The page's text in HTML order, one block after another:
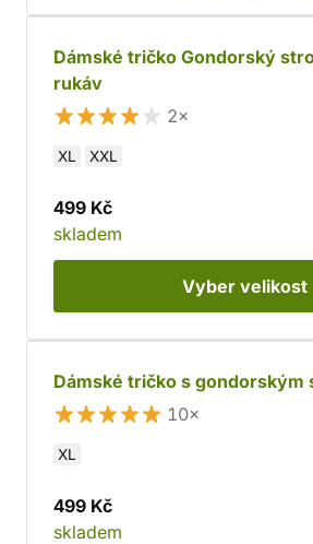
Dámské tričko Gondorský
rukáv
2×
XL XXL
499 Kč
skladem
Vyber velikost
Dámské tričko s gondorským
10×
XL
499 Kč
skladem